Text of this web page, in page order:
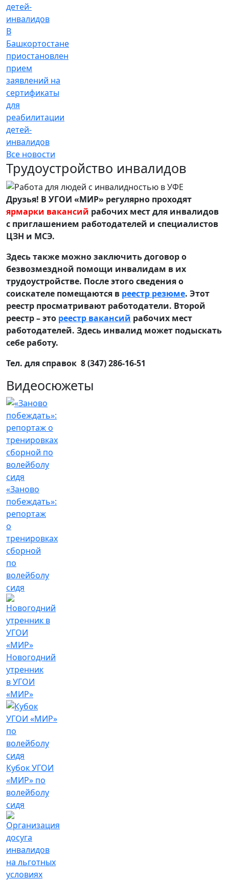
В
Башкортостане
приостановлен
прием
заявлений на
сертификаты
для
реабилитации
детей-
инвалидов
Все новости
Трудоустройство инвалидов
Друзья! В УГОИ «МИР» регулярно проходят
ярмарки вакансий рабочих мест для инвалидов
с приглашением работодателей и специалистов
ЦЗН и МСЭ.
Здесь также можно заключить договор о
безвозмездной помощи инвалидам в их
трудоустройстве. После этого сведения о
соискателе помещаются в реестр резюме. Этот
реестр просматривают работодатели. Второй
реестр – это реестр вакансий рабочих мест
работодателей. Здесь инвалид может подыскать
себе работу.
Тел. для справок 8 (347) 286-16-51
Видеосюжеты
«Заново
побеждать»:
репортаж
о
тренировках
сборной
по
волейболу
сидя
Новогодний
утренник
в УГОИ
«МИР»
Кубок УГОИ
«МИР» по
волейболу
сидя